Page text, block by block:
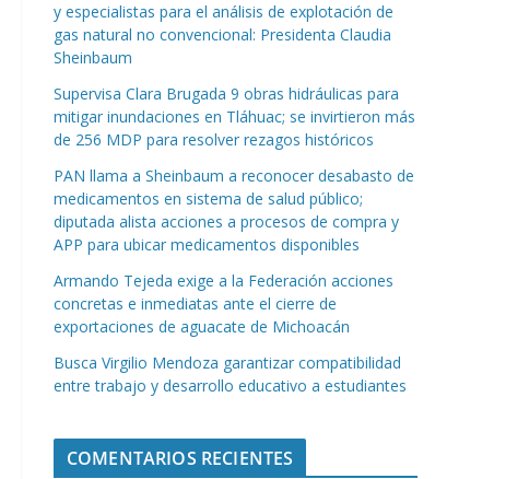
y especialistas para el análisis de explotación de
gas natural no convencional: Presidenta Claudia
Sheinbaum
Supervisa Clara Brugada 9 obras hidráulicas para
mitigar inundaciones en Tláhuac; se invirtieron más
de 256 MDP para resolver rezagos históricos
PAN llama a Sheinbaum a reconocer desabasto de
medicamentos en sistema de salud público;
diputada alista acciones a procesos de compra y
APP para ubicar medicamentos disponibles
Armando Tejeda exige a la Federación acciones
concretas e inmediatas ante el cierre de
exportaciones de aguacate de Michoacán
Busca Virgilio Mendoza garantizar compatibilidad
entre trabajo y desarrollo educativo a estudiantes
COMENTARIOS RECIENTES